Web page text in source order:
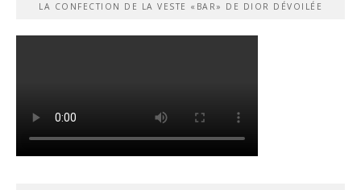
LA CONFECTION DE LA VESTE «BAR» DE DIOR DÉVOILÉE